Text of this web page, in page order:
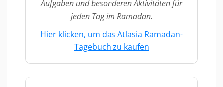
Aufgaben und besonderen Aktivitäten für
jeden Tag im Ramadan.
Hier klicken, um das Atlasia Ramadan-
Tagebuch zu kaufen